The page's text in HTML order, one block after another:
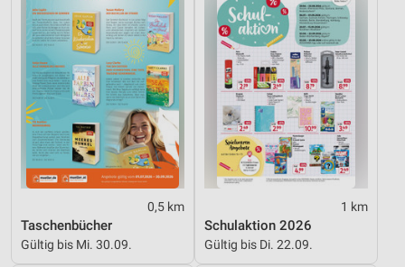
0,5 km
Taschenbücher
Gültig bis Mi. 30.09.
1 km
Schulaktion 2026
Gültig bis Di. 22.09.
Partnerliste anzeigen (1 IAB-Anbieter)
Wir nutzen Ihre Daten für folgende Zwecke:
IAB-Verarbeitungszwecke:
Speichern von oder Zugriff auf Informationen
auf einem Endgerät
Verwendung reduzierter Daten zur Auswahl von
Werbeanzeigen
Erstellung von Profilen für personalisierte
Verwendung von Profilen zur Auswahl
personalisierter Werbung